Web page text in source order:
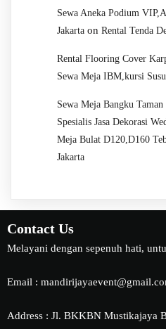
Sewa Aneka Podium
Jakarta on Rental Tenda
Rental Flooring Cover
Sewa Meja IBM,kursi
Sewa Meja Bangku
Spesialis Jasa Dekorasi
Meja Bulat D120,D160
Jakarta
Contact Us
Melayani dengan sepenuh hati,
Email :
Address : Jl. BKKBN Mustikajaya